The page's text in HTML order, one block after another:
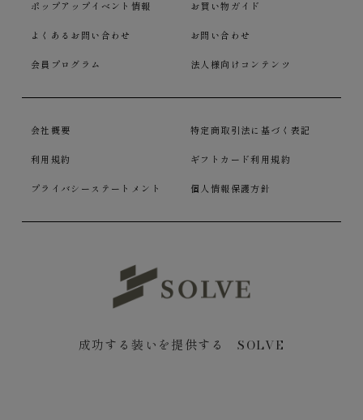
ポップアップイベント情報 お買い物ガイド
よくあるお問い合わせ お問い合わせ
会員プログラム 法人様向けコンテンツ
会社概要 特定商取引法に基づく表記
利用規約 ギフトカード利用規約
プライバシーステートメント 個人情報保護方針
成功する装いを提供する SOLVE